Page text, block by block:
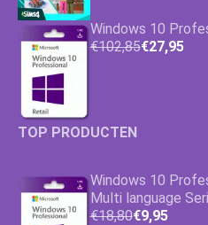
Windows 10
€102,85€27,95
TOP PRODUCTEN
Windows 10
Multi language
€18,80€9,95